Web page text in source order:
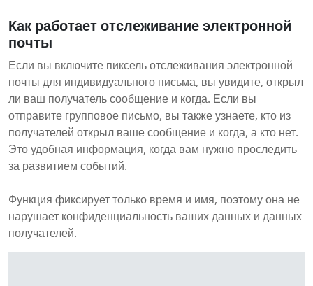
Как работает отслеживание электронной
почты
Если вы включите пиксель отслеживания электронной
почты для индивидуального письма, вы увидите, открыл
ли ваш получатель сообщение и когда. Если вы
отправите групповое письмо, вы также узнаете, кто из
получателей открыл ваше сообщение и когда, а кто нет.
Это удобная информация, когда вам нужно проследить
за развитием событий.
Функция фиксирует только время и имя, поэтому она не
нарушает конфиденциальность ваших данных и данных
получателей.